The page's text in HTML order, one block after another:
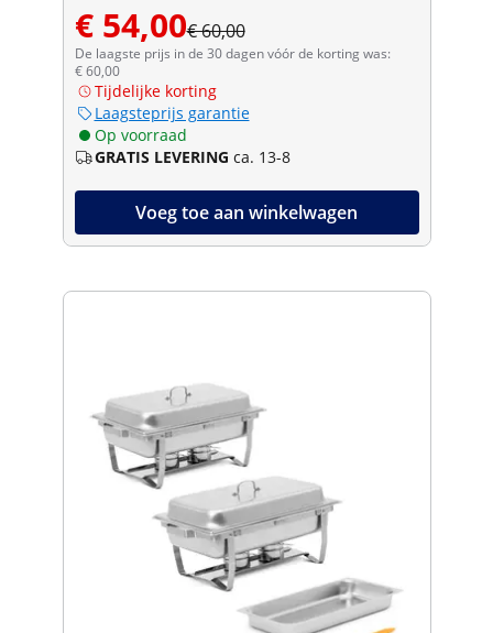
€ 54,00€ 60,00
De laagste prijs in de 30 dagen vóór de korting was:
€ 60,00
Tijdelijke korting
Laagsteprijs garantie
Op voorraad
GRATIS LEVERING ca. 13-8
Voeg toe aan winkelwagen